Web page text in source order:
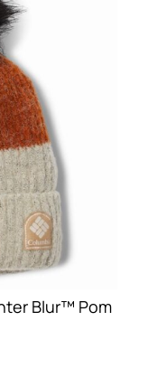
Blur™ Pom